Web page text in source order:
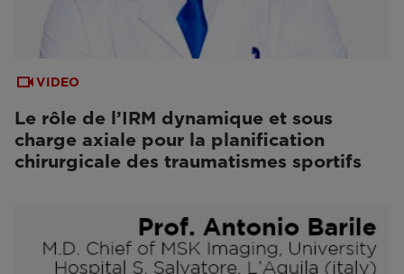
VIDEO
Le rôle de l’IRM dynamique et sous
charge axiale pour la planification
chirurgicale des traumatismes sportifs